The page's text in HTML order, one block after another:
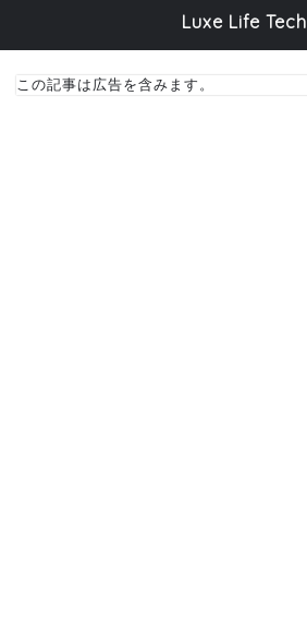
Luxe Life Tech
この記事は広告を含みます。